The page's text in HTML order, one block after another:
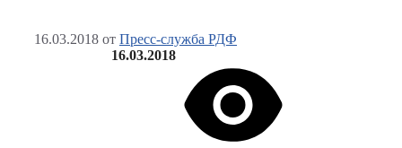
16.03.2018 от Пресс-служба РДФ
16.03.2018